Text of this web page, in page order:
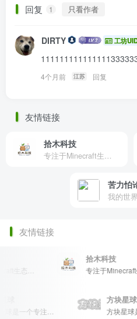
回复 1 只看作者
DIRTY 工坊
4个月前 江苏 回复
友情链接
拾木科技
专注于Minecraft生态建设
苦力怕
我的世
友情链接
专注于Minecraft生态建设
拾木科技
方块星